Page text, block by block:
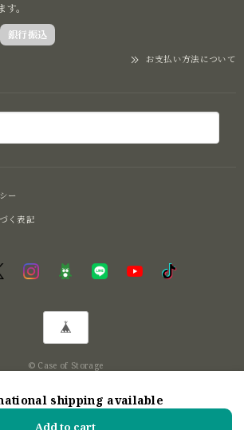
。
銀行振込
お支払い方法について
ー
く表記
© Case of Storage
shipping available
Add to cart
ショップに質問する